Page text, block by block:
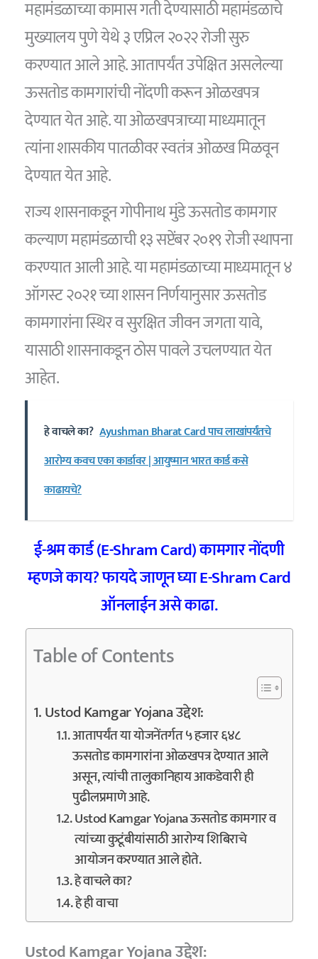
महामंडळाच्या कामास गती देण्यासाठी महामंडळाचे
मुख्यालय पुणे येथे ३ एप्रिल २०२२ रोजी सुरु
करण्यात आले आहे. आतापर्यंत उपेक्षित असलेल्या
ऊसतोड कामगारांची नोंदणी करून ओळखपत्र
देण्यात येत आहे. या ओळखपत्राच्या माध्यमातून
त्यांना शासकीय पातळीवर स्वतंत्र ओळख मिळवून
देण्यात येत आहे.
राज्य शासनाकडून गोपीनाथ मुंडे ऊसतोड कामगार
कल्याण महामंडळाची १३ सप्टेंबर २०१९ रोजी स्थापना
करण्यात आली आहे. या महामंडळाच्या माध्यमातून ४
ऑगस्ट २०२१ च्या शासन निर्णयानुसार ऊसतोड
कामगारांना स्थिर व सुरक्षित जीवन जगता यावे,
यासाठी शासनाकडून ठोस पावले उचलण्यात येत
आहेत.
हे वाचले का? Ayushman Bharat Card पाच लाखांपर्यंतचे
आरोग्य कवच एका कार्डावर | आयुष्मान भारत कार्ड कसे
काढायचे?
ई-श्रम कार्ड (E-Shram Card) कामगार नोंदणी
म्हणजे काय? फायदे जाणून घ्या E-Shram Card
ऑनलाईन असे काढा.
Table of Contents
Ustod Kamgar Yojana उद्देश:
आतापर्यंत या योजनेंतर्गत ५ हजार ६४८
ऊसतोड कामगारांना ओळखपत्र देण्यात आले
असून, त्यांची तालुकानिहाय आकडेवारी ही
पुढीलप्रमाणे आहे.
Ustod Kamgar Yojana ऊसतोड कामगार व
त्यांच्या कुटूंबीयांसाठी आरोग्य शिबिराचे
आयोजन करण्यात आले होते.
हे वाचले का?
हे ही वाचा
Ustod Kamgar Yojana उद्देश: